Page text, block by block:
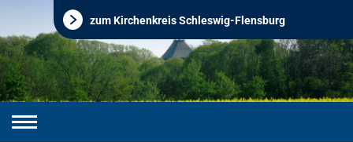
zum Kirchenkreis Schleswig-Flensburg